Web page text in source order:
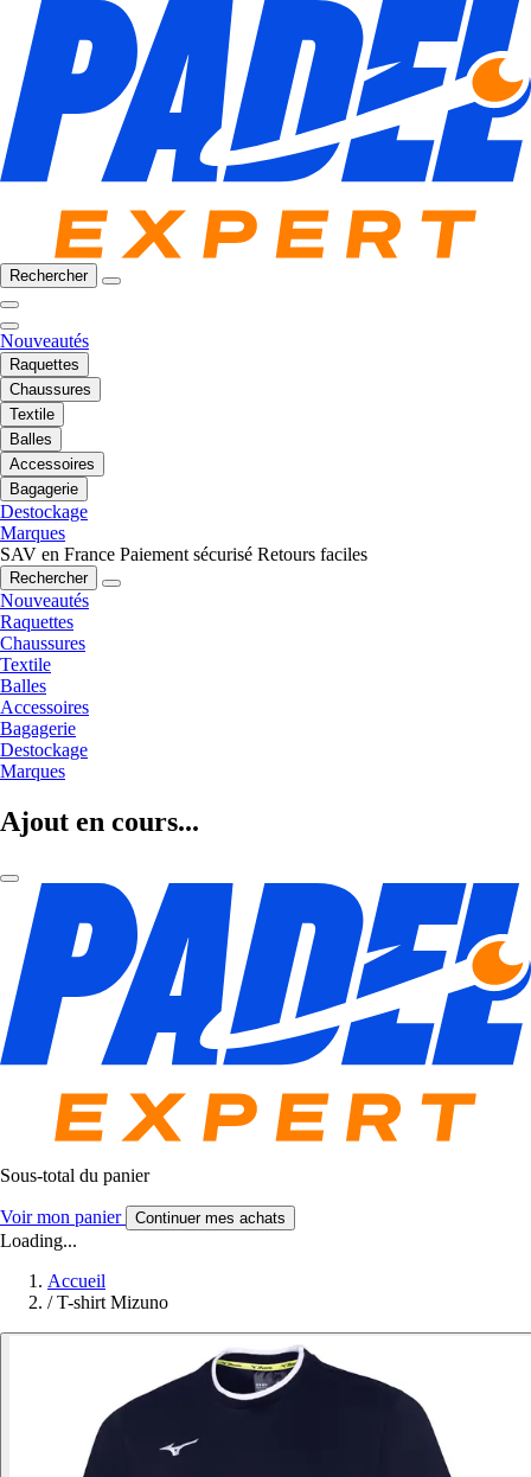
Rechercher
Nouveautés
Raquettes
Chaussures
Textile
Balles
Accessoires
Bagagerie
Destockage
Marques
SAV en France Paiement sécurisé Retours faciles
Rechercher
Nouveautés
Raquettes
Chaussures
Textile
Balles
Accessoires
Bagagerie
Destockage
Marques
Ajout en cours...
Sous-total du panier
Voir mon panier Continuer mes achats
Loading...
Accueil
/ T-shirt Mizuno